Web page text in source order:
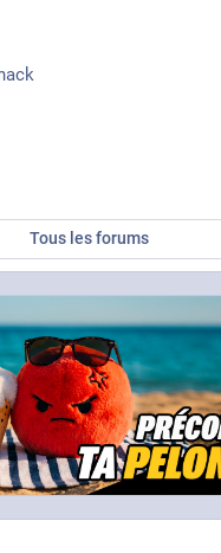
Tous les forums